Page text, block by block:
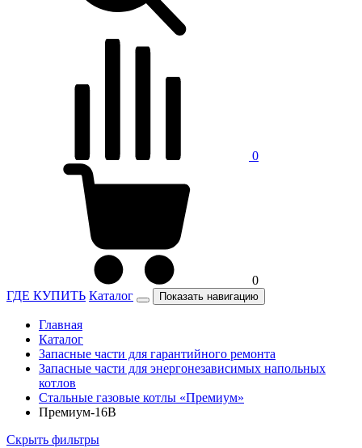
0
0
ГДЕ КУПИТЬ Каталог Показать навигацию
Главная
Каталог
Запасные части для гарантийного ремонта
Запасные части для энергонезависимых напольных
котлов
Стальные газовые котлы «Премиум»
Премиум-16В
Скрыть фильтры